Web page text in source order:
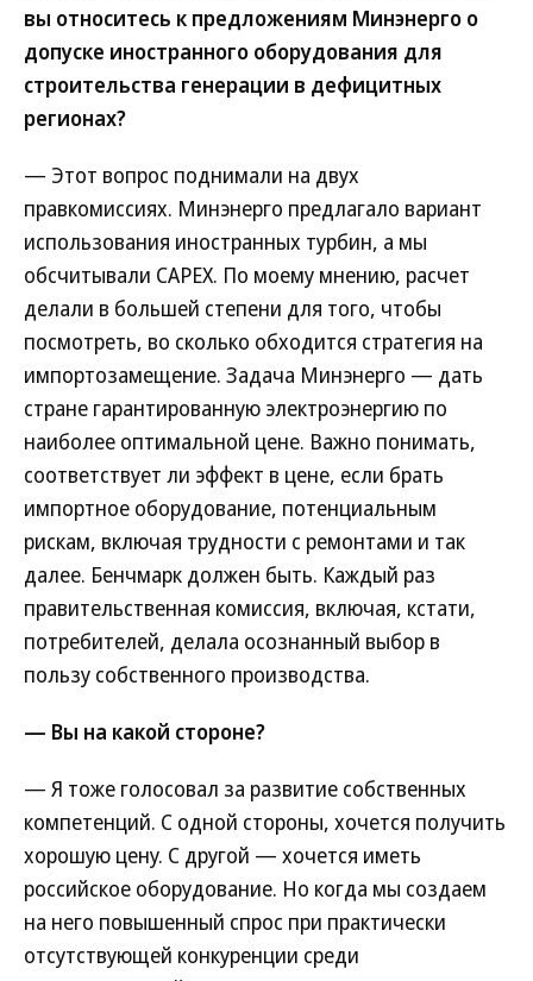
вы относитесь к предложениям Минэнерго о
допуске иностранного оборудования для
строительства генерации в дефицитных
регионах?
— Этот вопрос поднимали на двух
правкомиссиях. Минэнерго предлагало вариант
использования иностранных турбин, а мы
обсчитывали CAPEX. По моему мнению, расчет
делали в большей степени для того, чтобы
посмотреть, во сколько обходится стратегия на
импортозамещение. Задача Минэнерго — дать
стране гарантированную электроэнергию по
наиболее оптимальной цене. Важно понимать,
соответствует ли эффект в цене, если брать
импортное оборудование, потенциальным
рискам, включая трудности с ремонтами и так
далее. Бенчмарк должен быть. Каждый раз
правительственная комиссия, включая, кстати,
потребителей, делала осознанный выбор в
пользу собственного производства.
— Вы на какой стороне?
— Я тоже голосовал за развитие собственных
компетенций. С одной стороны, хочется получить
хорошую цену. С другой — хочется иметь
российское оборудование. Но когда мы создаем
на него повышенный спрос при практически
отсутствующей конкуренции среди